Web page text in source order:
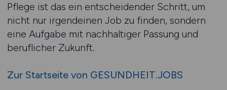
Pflege ist das ein entscheidender Schritt, um
nicht nur irgendeinen Job zu finden, sondern
eine Aufgabe mit nachhaltiger Passung und
beruflicher Zukunft.
Zur Startseite von GESUNDHEIT.JOBS